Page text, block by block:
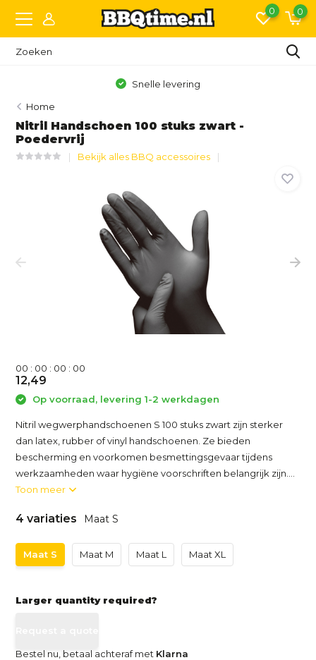
0 0
Snelle levering
Home
Nitril Handschoen 100 stuks zwart -
Poedervrij
Bekijk alles BBQ accessoires
00 : 00 : 00 : 00
12,49
Op voorraad, levering 1-2 werkdagen
Nitril wegwerphandschoenen S 100 stuks zwart zijn sterker
dan latex, rubber of vinyl handschoenen. Ze bieden
bescherming en voorkomen besmettingsgevaar tijdens
werkzaamheden waar hygiëne voorschriften belangrijk zijn....
Toon meer
4 variaties Maat S
Maat S Maat M Maat L Maat XL
Larger quantity required?
Bestel nu, betaal achteraf met Klarna